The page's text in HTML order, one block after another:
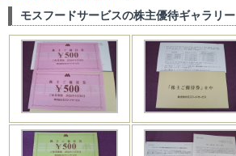
モスフードサービスの株主優待ギャラリー